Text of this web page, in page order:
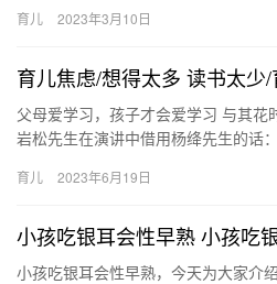
育儿 2023年3月10日
育儿焦虑/想得太多 读书太少
父母爱学习，孩子才会爱学习 与其花
岩松先生在演讲中借用杨绛先生的话
育儿 2023年6月19日
小孩吃银耳会性早熟 小孩吃
小孩吃银耳会性早熟，今天为大家介